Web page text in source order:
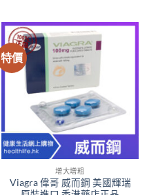
特價
增大增粗
Viagra 偉哥 威而鋼 美國輝瑞